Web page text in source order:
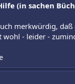
(in sachen
merkwürdig,
wohl - leider -